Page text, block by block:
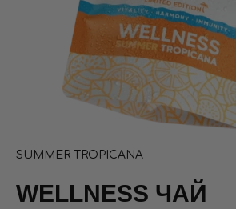
SUMMER TROPICANA
WELLNESS ЧАЙ